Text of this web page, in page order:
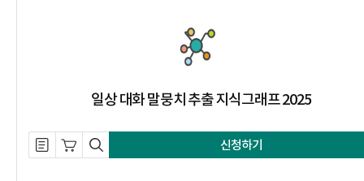
일상 대화 말뭉치 추출 지식그래프 2025
설명 자료 내려받기
장바구니 담기
미리보기 신청하기